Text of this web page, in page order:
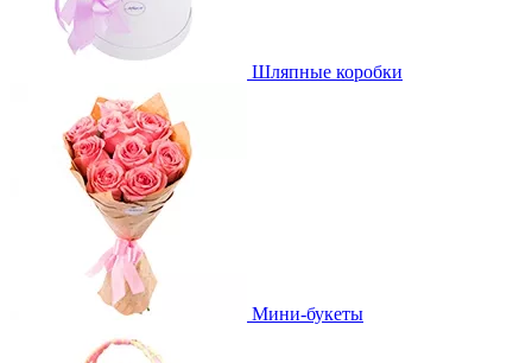
Шляпные коробки
Мини-букеты